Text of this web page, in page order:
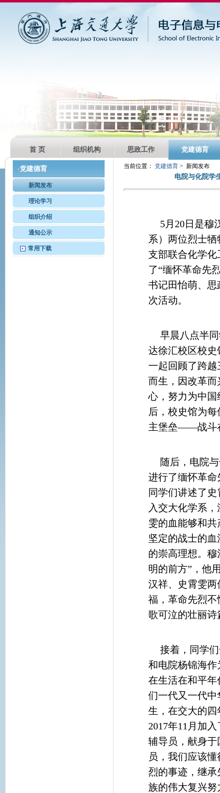
首 页 组织机构 思政工作 党建德育
·党建德育
新闻发布
理论学习
组织介绍
通知公示
+ 常用下载
当前位置：党建德育 > 新闻发布
电院与化院学
5月20日是穆
系）两位烈士
支部联合化学
了“缅怀革命先
书记田怡萌、
次活动。
早晨八点半
达徐汇校区校
一起回顾了跨
而生，因改革
心，努力为中
后，校史馆为
主堡垒——战斗
随后，电院
进行了缅怀革
同学们讲述了
入交大化学系
雯的血能够和
坚定的战士的
的崇高理想。
明的前方”，他
汉祥、史霄雯
福，革命先烈
歌可泣的壮丽
接着，同学
和电院杨锦海作
在生活在和平
们一代又一代
生，在交大的
2017年11月加
辅导员，献身
员，我们应该
烈的事迹，继
族的伟大复兴努